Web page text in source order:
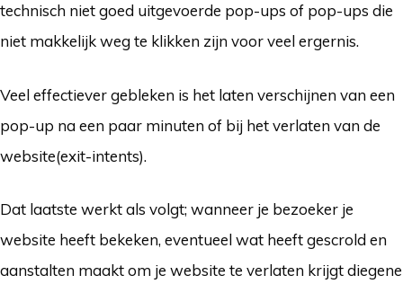
technisch niet goed uitgevoerde pop-ups of pop-ups die
niet makkelijk weg te klikken zijn voor veel ergernis.
Veel effectiever gebleken is het laten verschijnen van een
pop-up na een paar minuten of bij het verlaten van de
website(exit-intents).
Dat laatste werkt als volgt; wanneer je bezoeker je
website heeft bekeken, eventueel wat heeft gescrold en
aanstalten maakt om je website te verlaten krijgt diegene